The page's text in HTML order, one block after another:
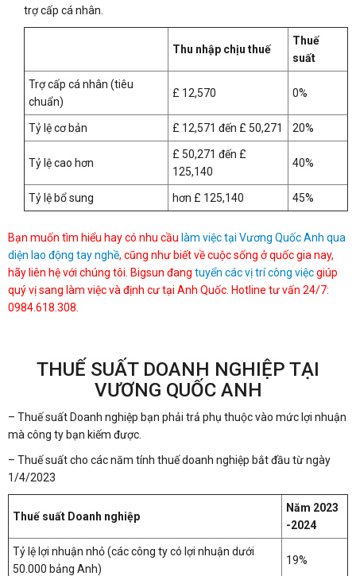
trợ cấp cá nhân.
Thu nhập chịu thuế
Thuế
suất
Trợ cấp cá nhân (tiêu
chuẩn)
£ 12,570 0%
Tỷ lệ cơ bản £ 12,571 đến £ 50,271 20%
Tỷ lệ cao hơn
£ 50,271 đến £
125,140
40%
Tỷ lệ bổ sung hơn £ 125,140 45%
Bạn muốn tìm hiểu hay có nhu cầu làm việc tại Vương Quốc Anh qua
diện lao động tay nghề, cũng như biết về cuộc sống ở quốc gia nay,
hãy liên hệ với chúng tôi. Bigsun đang tuyển các vị trí công việcgiúp
quý vị sang làm việc và định cư tại Anh Quốc. Hotline tư vấn 24/7:
0984.618.308.
THUẾ SUẤT DOANH NGHIỆP TẠI
VƯƠNG QUỐC ANH
– Thuế suất Doanh nghiệp bạn phải trả phụ thuộc vào mức lợi nhuận
mà công ty bạn kiếm được.
– Thuế suất cho các năm tính thuế doanh nghiệp bắt đầu từ ngày
1/4/2023
Thuế suất Doanh nghiệp
Năm 2023
-2024
Tỷ lệ lợi nhuận nhỏ (các công ty có lợi nhuận dưới
50.000 bảng Anh)
19%